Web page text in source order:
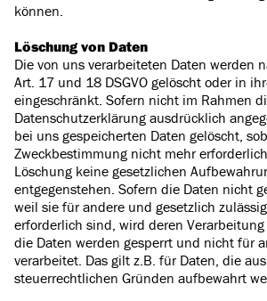
können.
Löschung von Daten
Die von uns verarbeiteten Daten werden
Art. 17 und 18 DSGVO gelöscht oder in
eingeschränkt. Sofern nicht im Rahmen
Datenschutzerklärung ausdrücklich
bei uns gespeicherten Daten gelöscht,
Zweckbestimmung nicht mehr
Löschung keine gesetzlichen
entgegenstehen. Sofern die Daten nicht
weil sie für andere und gesetzlich
erforderlich sind, wird deren
die Daten werden gesperrt und nicht für
verarbeitet. Das gilt z.B. für Daten, die
steuerrechtlichen Gründen aufbewahrt